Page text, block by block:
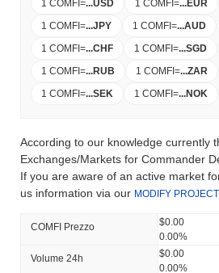
1 COMFI =...USD 1 COMFI =...EUR
1 COMFI =...JPY 1 COMFI =...AUD
1 COMFI =...CHF 1 COMFI =...SGD
1 COMFI =...RUB 1 COMFI =...ZAR
1 COMFI =...SEK 1 COMFI =...NOK
According to our knowledge currently
Exchanges/Markets for Commander
If you are aware of an active market
us information via our MODIFY PROJECT
COMFI Prezzo
$0.00
0.00%
Volume 24h
$0.00
0.00%